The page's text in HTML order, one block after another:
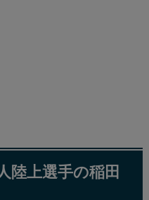
陸上選手の稲田